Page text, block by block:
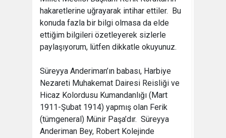
hakaretlerine uğrayarak intihar ettiler. Bu
konuda fazla bir bilgi olmasa da elde
ettiğim bilgileri özetleyerek sizlerle
paylaşıyorum, lütfen dikkatle okuyunuz.
Süreyya Anderiman’ın babası, Harbiye
Nezareti Muhakemat Dairesi Reisliği ve
Hicaz Kolordusu Kumandanlığı (Mart
1911-Şubat 1914) yapmış olan Ferik
(tümgeneral) Münir Paşa’dır. Süreyya
Anderiman Bey, Robert Kolejinde